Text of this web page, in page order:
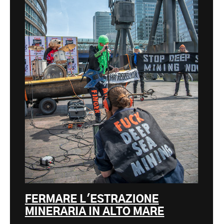
FERMARE L'ESTRAZIONE
MINERARIA IN ALTO MARE